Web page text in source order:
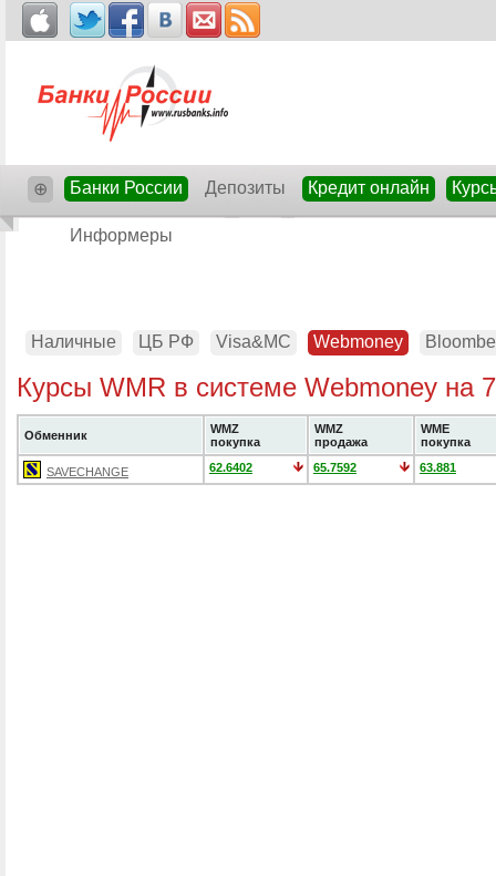
⊕ Банки России Депозиты Кредит онлайн
Информеры
Наличные ЦБ РФ Visa&MC Webmoney
Курсы WMR в системе Webmoney на
Обменник
WMZ
покупка
WMZ
продажа
WME
покупка
SAVECHANGE 62.6402 65.7592 63.881